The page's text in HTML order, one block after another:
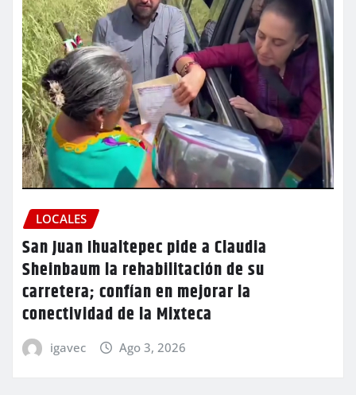
LOCALES
San Juan Ihualtepec pide a Claudia
Sheinbaum la rehabilitación de su
carretera; confían en mejorar la
conectividad de la Mixteca
igavec Ago 3, 2026